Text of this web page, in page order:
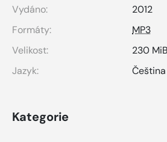
Vydáno:
2012
Formáty:
MP3
Velikost:
230 MiB
Jazyk:
Čeština
Kategorie